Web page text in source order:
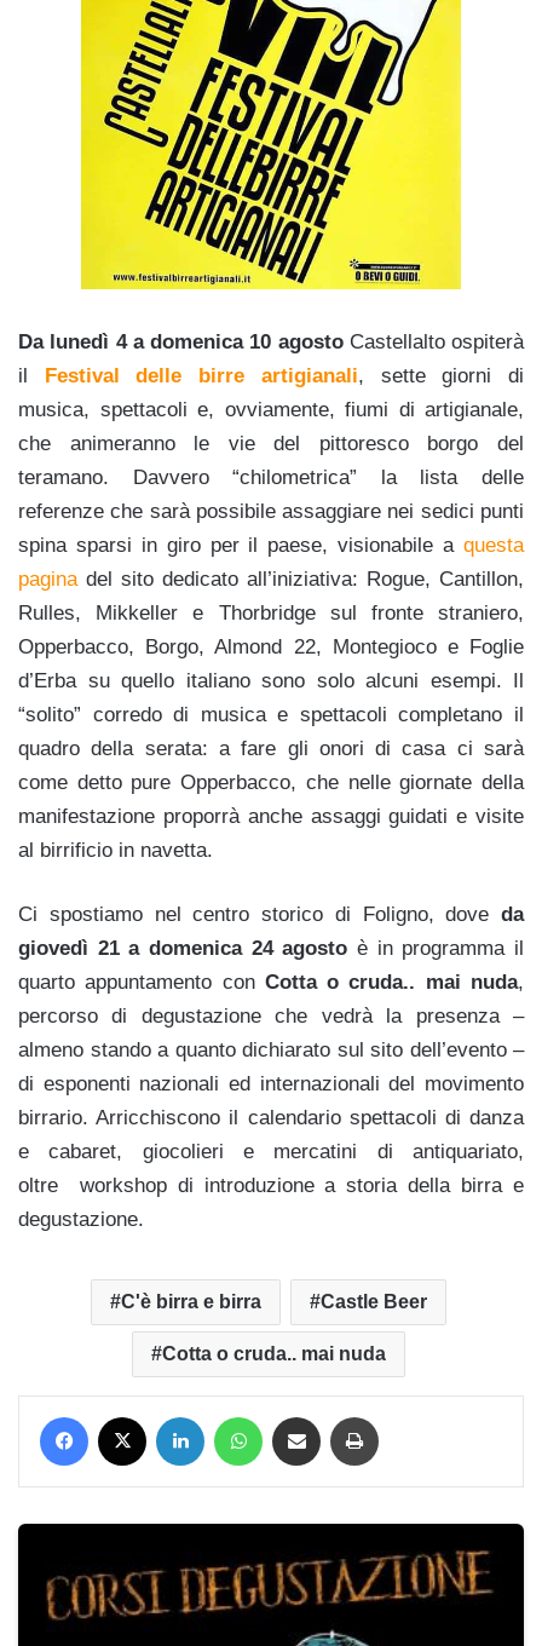
Da lunedì 4 a domenica 10 agostoCastellalto ospiterà
il Festival delle birre artigianali, sette giorni di
musica, spettacoli e, ovviamente, fiumi di artigianale,
che animeranno le vie del pittoresco borgo del
teramano. Davvero “chilometrica” la lista delle
referenze che sarà possibile assaggiare nei sedici punti
spina sparsi in giro per il paese, visionabile a questa
pagina del sito dedicato all’iniziativa: Rogue, Cantillon,
Rulles, Mikkeller e Thorbridge sul fronte straniero,
Opperbacco, Borgo, Almond 22, Montegioco e Foglie
d’Erba su quello italiano sono solo alcuni esempi. Il
“solito” corredo di musica e spettacoli completano il
quadro della serata: a fare gli onori di casa ci sarà
come detto pure Opperbacco, che nelle giornate della
manifestazione proporrà anche assaggi guidati e visite
al birrificio in navetta.
Ci spostiamo nel centro storico di Foligno, dove da
giovedì 21 a domenica 24 agosto è in programma il
quarto appuntamento con Cotta o cruda.. mai nuda,
percorso di degustazione che vedrà la presenza –
almeno stando a quanto dichiarato sul sito dell’evento –
di esponenti nazionali ed internazionali del movimento
birrario. Arricchiscono il calendario spettacoli di danza
e cabaret, giocolieri e mercatini di antiquariato,
oltre workshop di introduzione a storia della birra e
degustazione.
C'è birra e birra Castle Beer
Cotta o cruda.. mai nuda
Facebook LinkedIn WhatsApp Condividi via mail